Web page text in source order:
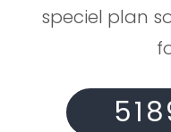
speciel plan